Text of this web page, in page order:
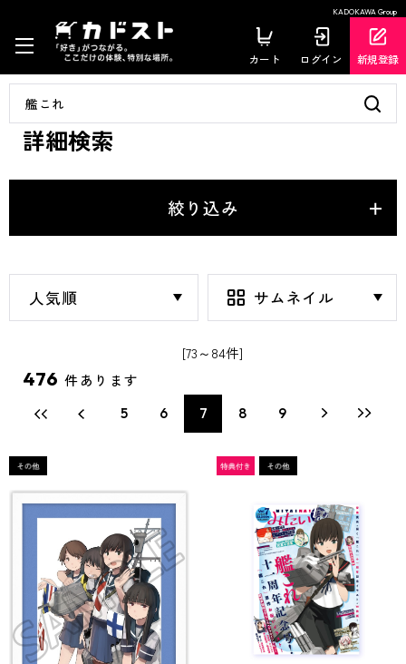
KADOKAWA Group
カート ログイン 新規登録
詳細検索
絞り込み
[73～84件]
476 件あります
5 6 7 8 9